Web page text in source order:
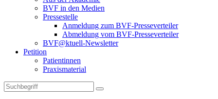
BVF in den Medien
Pressestelle
Anmeldung zum BVF-Presseverteiler
Abmeldung vom BVF-Presseverteiler
BVF@ktuell-Newsletter
Petition
Patientinnen
Praxismaterial